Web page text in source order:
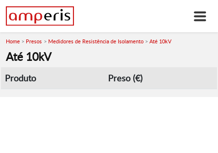
Home Presos Medidores de Resistência de Isolamento Até 10kV
Até 10kV
Produto Preso (€)